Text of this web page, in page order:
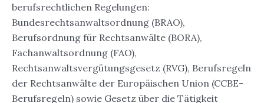
berufsrechtlichen Regelungen:
Bundesrechtsanwaltsordnung (BRAO),
Berufsordnung für Rechtsanwälte (BORA),
Fachanwaltsordnung (FAO),
Rechtsanwaltsvergütungsgesetz (RVG), Berufsregeln
der Rechtsanwälte der Europäischen Union (CCBE-
Berufsregeln) sowie Gesetz über die Tätigkeit